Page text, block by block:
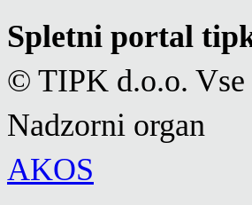
Spletni portal
© TIPK d.o.o. Vse
Nadzorni organ
AKOS